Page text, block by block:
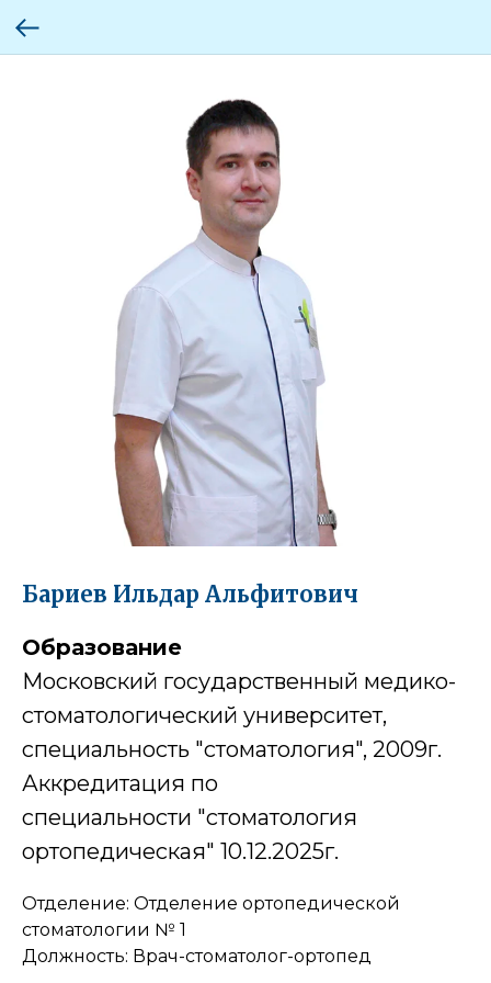
Бариев Ильдар Альфитович
Образование
Московский государственный медико-
стоматологический университет,
специальность "стоматология", 2009г.
Аккредитация по
специальности "стоматология
ортопедическая" 10.12.2025г.
Отделение: Отделение ортопедической
стоматологии № 1
Должность: Врач-стоматолог-ортопед